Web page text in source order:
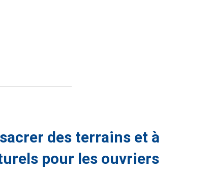
des terrains et à
pour les ouvriers